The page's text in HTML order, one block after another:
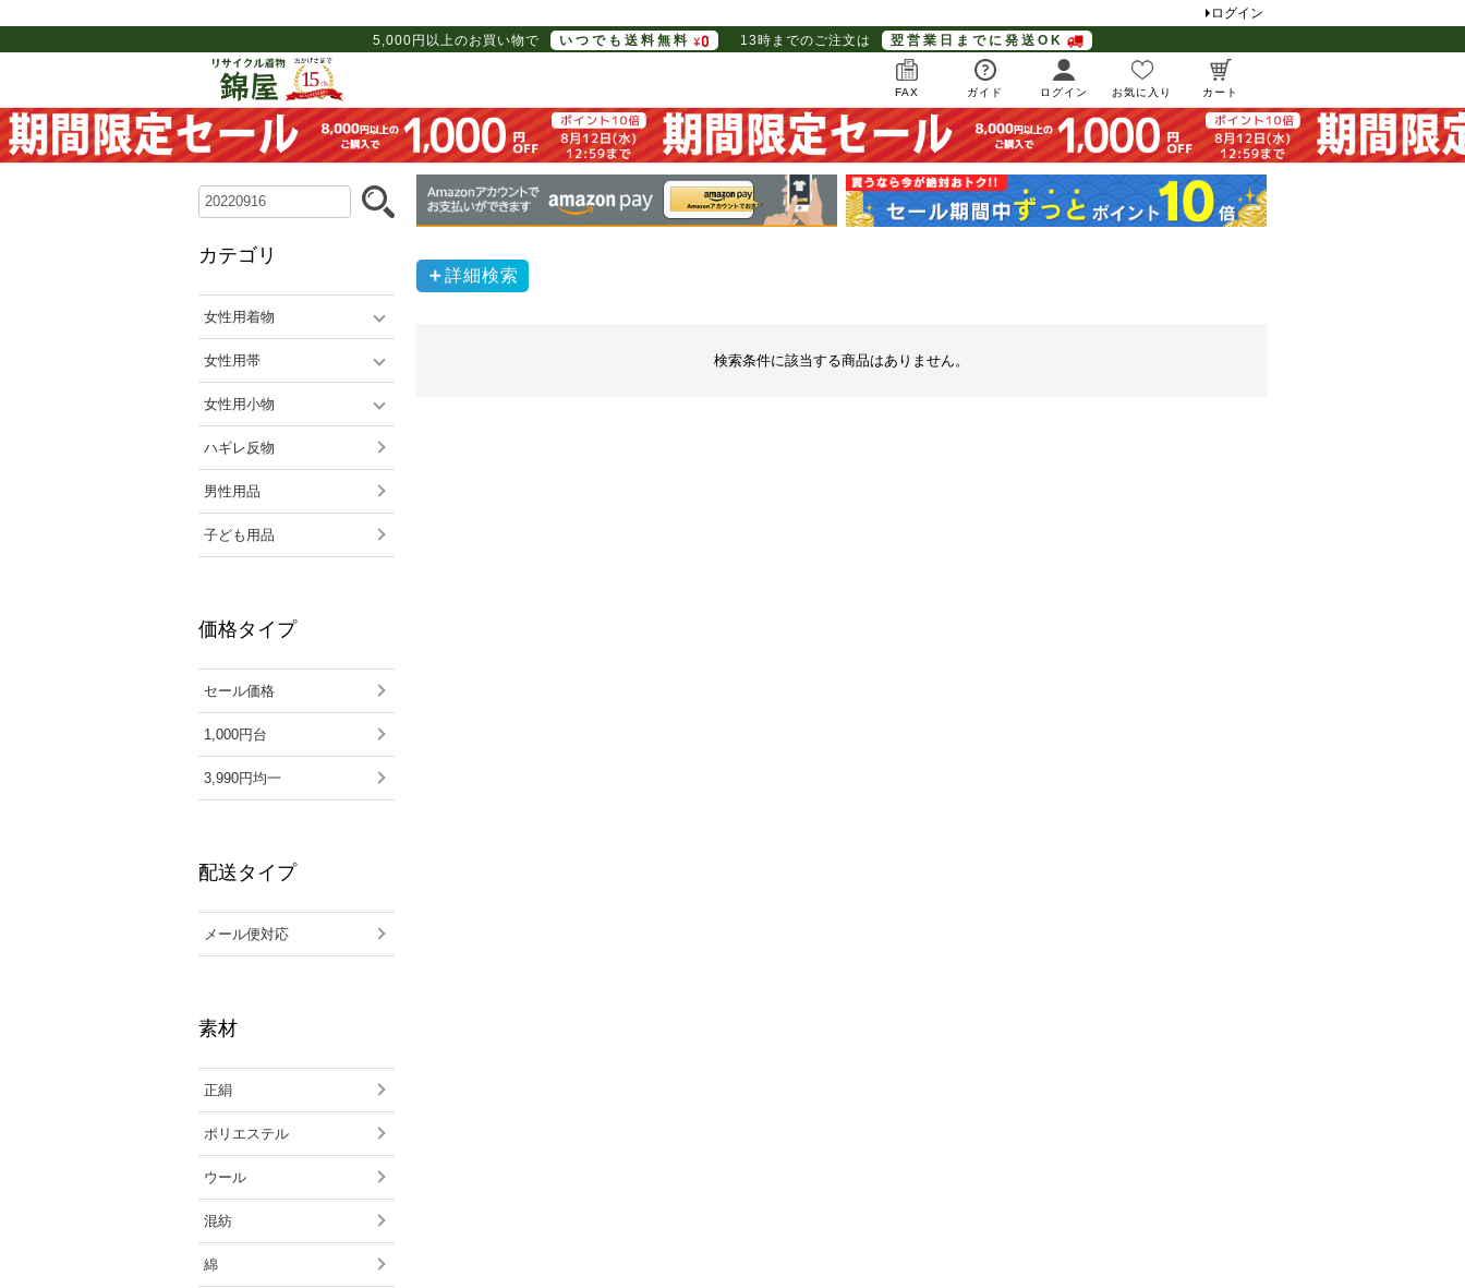
ログイン
5,000円以上のお買い物で
いつでも送料無料 13時までのご注文は 翌営業日までに発送OK
FAX ガイド ログイン お気に入り カート
カテゴリ
女性用着物
女性用帯
女性用小物
ハギレ反物
男性用品
子ども用品
価格タイプ
セール価格
1,000円台
3,990円均一
配送タイプ
メール便対応
素材
正絹
ポリエステル
ウール
混紡
綿
詳細検索
検索条件に該当する商品はありません。